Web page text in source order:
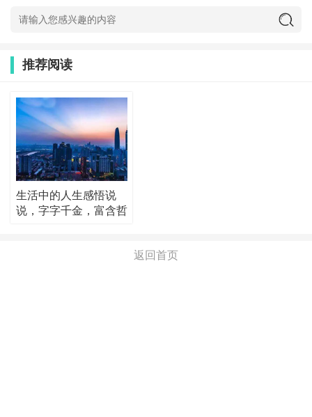
推荐阅读
生活中的人生感悟说
说，字字千金，富含哲
返回首页